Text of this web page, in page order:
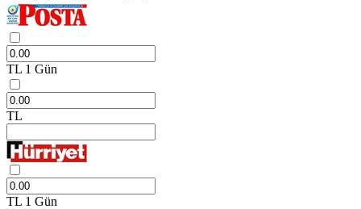
TL 1 Gün
TL
TL 1 Gün